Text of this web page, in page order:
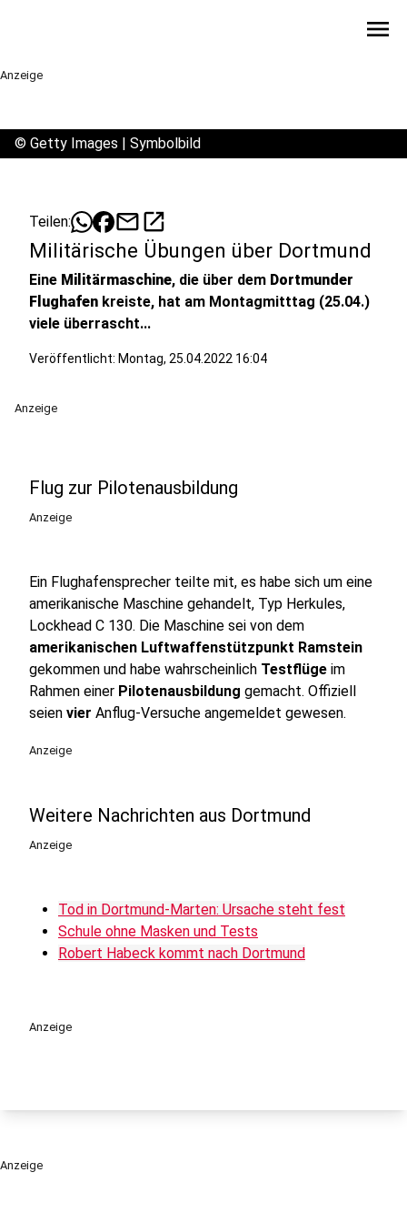
menu
Anzeige
© Getty Images | Symbolbild
Teilen: mailopen_in_new
Militärische Übungen über Dortmund
Eine Militärmaschine, die über dem Dortmunder
Flughafen kreiste, hat am Montagmitttag (25.04.)
viele überrascht...
Veröffentlicht: Montag, 25.04.2022 16:04
Anzeige
Flug zur Pilotenausbildung
Anzeige
Ein Flughafensprecher teilte mit, es habe sich um eine
amerikanische Maschine gehandelt, Typ Herkules,
Lockhead C 130. Die Maschine sei von dem
amerikanischen Luftwaffenstützpunkt Ramstein
gekommen und habe wahrscheinlich Testflüge im
Rahmen einer Pilotenausbildung gemacht. Offiziell
seien vier Anflug-Versuche angemeldet gewesen.
Anzeige
Weitere Nachrichten aus Dortmund
Anzeige
Tod in Dortmund-Marten: Ursache steht fest
Schule ohne Masken und Tests
Robert Habeck kommt nach Dortmund
Anzeige
Anzeige